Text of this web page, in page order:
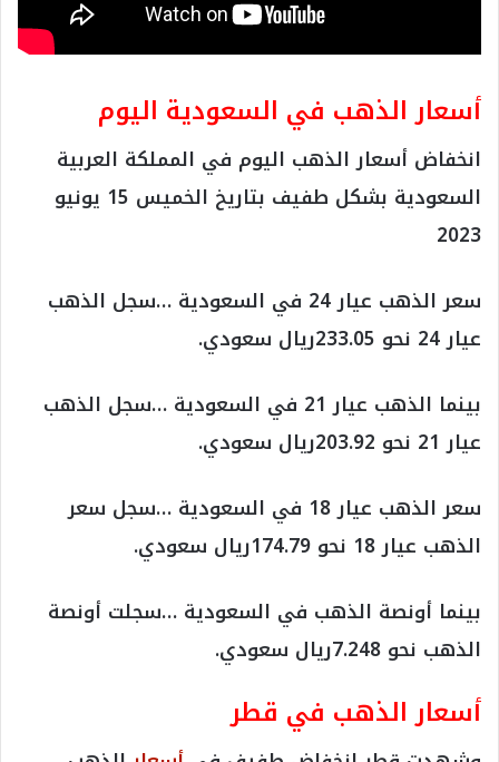
أسعار الذهب في السعودية اليوم
انخفاض أسعار الذهب اليوم في المملكة العربية
السعودية بشكل طفيف بتاريخ الخميس 15 يونيو
2023
سعر الذهب عيار 24 في السعودية …سجل الذهب
عيار 24 نحو 233.05ريال سعودي.
بينما الذهب عيار 21 في السعودية …سجل الذهب
عيار 21 نحو 203.92ريال سعودي.
سعر الذهب عيار 18 في السعودية …سجل سعر
الذهب عيار 18 نحو 174.79ريال سعودي.
بينما أونصة الذهب في السعودية …سجلت أونصة
الذهب نحو 7.248ريال سعودي.
أسعار الذهب في قطر